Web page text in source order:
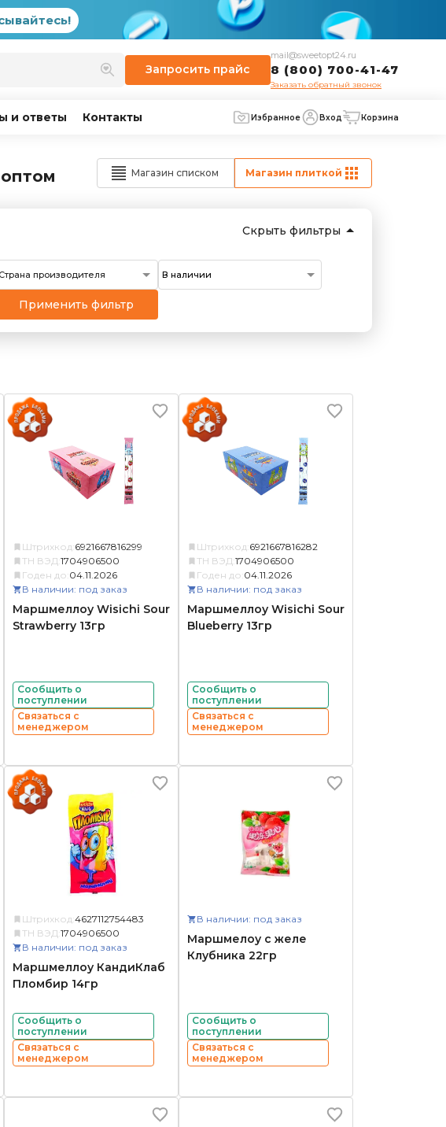
Запросить прайс
mail@sweetopt24.ru
8 (800) 700-41-47
Заказать обратный звонок
и ответы Контакты Избранное Вход Корзина
Магазин списком Магазин плиткой
Скрыть фильтры
Страна производителя
Применить фильтр
Штрихкод: 6921667816299
ТН ВЭД: 1704906500
Годен до: 04.11.2026
В наличии: под заказ
Маршмеллоу Wisichi Sour
Strawberry 13гр
Сообщить о
поступлении
Связаться с
менеджером
Штрихкод: 6921667816282
ТН ВЭД: 1704906500
Годен до: 04.11.2026
В наличии: под заказ
Маршмеллоу Wisichi Sour
Blueberry 13гр
Сообщить о
поступлении
Связаться с
менеджером
Штрихкод: 4627112754483
ТН ВЭД: 1704906500
В наличии: под заказ
Маршмеллоу КандиКлаб
Пломбир 14гр
Сообщить о
поступлении
Связаться с
менеджером
В наличии: под заказ
Маршмелоу с желе
Клубника 22гр
Сообщить о
поступлении
Связаться с
менеджером